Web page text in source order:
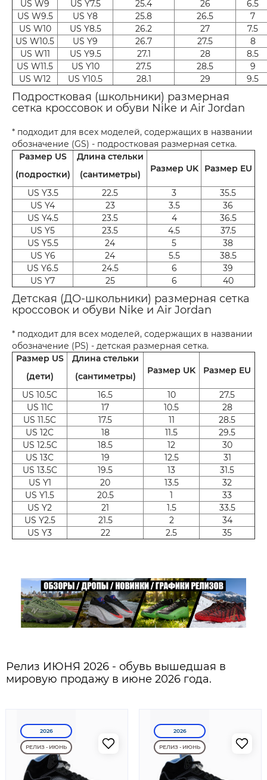
US W9 US Y7.5 25.4 26
6.5
US W9.5
US Y8 25.8 26.5
7
US W10
US Y8.5 26.2 27
7.5
US W10.5
US Y9 26.7 27.5
8
US W11
US Y9.5 27.1 28
8.5
US W11.5
US Y10 27.5 28.5
9
US W12
US Y10.5 28.1 29 9.5
Подростковая (школьники) размерная
сетка кроссовок и обуви Nike и Air Jordan
* подходит для всех моделей, содержащих в названии
обозначение (GS) - подростковая размерная сетка.
Размер US
(подростки)
Длина стельки
(сантиметры)
Размер UK Размер EU
US Y3.5 22.5 3
35.5
US Y4
23 3.5
36
US Y4.5
23.5 4
36.5
US Y5
23.5 4.5
37.5
US Y5.5
24 5
38
US Y6
24 5.5
38.5
US Y6.5
24.5 6
39
US Y7
25 6 40
Детская (ДО-школьники) размерная сетка
кроссовок и обуви Nike и Air Jordan
* подходит для всех моделей, содержащих в названии
обозначение (PS) - детская размерная сетка.
Размер US
(дети)
Длина стельки
(сантиметры)
Размер UK Размер EU
US 10.5C 16.5 10
27.5
US 11C
17 10.5
28
US 11.5C
17.5 11
28.5
US 12C
18 11.5
29.5
US 12.5C
18.5 12
30
US 13C
19 12.5
31
US 13.5C
19.5 13
31.5
US Y1
20 13.5
32
US Y1.5
20.5 1
33
US Y2
21 1.5
33.5
US Y2.5
21.5 2
34
US Y3
22 2.5 35
Релиз ИЮНЯ 2026 - обувь вышедшая в
мировую продажу в июне 2026 года.
2026
РЕЛИЗ - ИЮНЬ
2026
РЕЛИЗ - ИЮНЬ